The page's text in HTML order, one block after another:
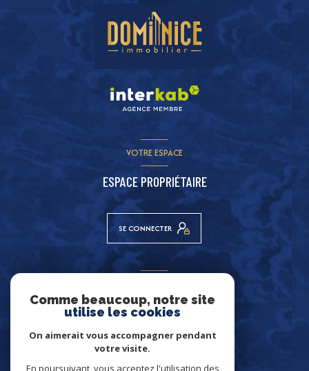
VOTRE ESPACE
ESPACE PROPRIÉTAIRE
SE CONNECTER
NOUS ADHÉRONS
Comme beaucoup, notre site
utilise les cookies
On aimerait vous accompagner pendant
votre visite.
En poursuivant, vous acceptez l'utilisation des